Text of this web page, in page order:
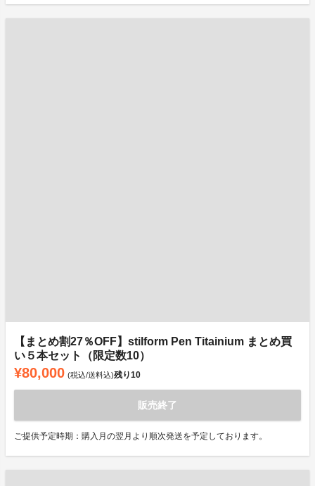
【まとめ割27％OFF】stilform Pen Titainium まとめ買
い５本セット（限定数10）
¥80,000 (税込/送料込)残り10
販売終了
ご提供予定時期：購入月の翌月より順次発送を予定しております。